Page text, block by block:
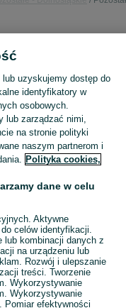
Sprzedaż pozostałego sprzętu sportowego i hobby Oleśnica ▶️ Nowe i używane ✅ Szeroki wybór w najlepszych cenach ✌ Znajdź ogłoszenia na OLX.pl! Zobacz
uzyskujemy dostęp do
identyfikatory w
osobowych.
lub zarządzać nimi,
na stronie polityki
naszym partnerom i
Polityka cookies,
dane w celu
Aktywne
celów identyfikacji.
lub kombinacji danych z
na urządzeniu lub
Rozwój i ulepszanie
treści. Tworzenie
Wykorzystywanie
Wykorzystywanie
Pomiar efektywności